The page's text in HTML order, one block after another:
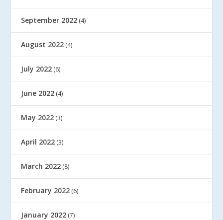
September 2022 (4)
August 2022 (4)
July 2022 (6)
June 2022 (4)
May 2022 (3)
April 2022 (3)
March 2022 (8)
February 2022 (6)
January 2022 (7)